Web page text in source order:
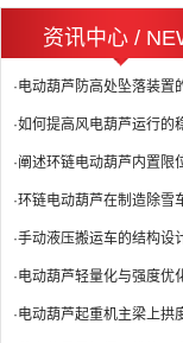
资讯中心 /
·电动葫芦防高处坠落装置
·如何提高风电葫芦运行的
·阐述环链电动葫芦内置限
·环链电动葫芦在制造除雪
·手动液压搬运车的结构设
·电动葫芦轻量化与强度优
·电动葫芦起重机主梁上拱